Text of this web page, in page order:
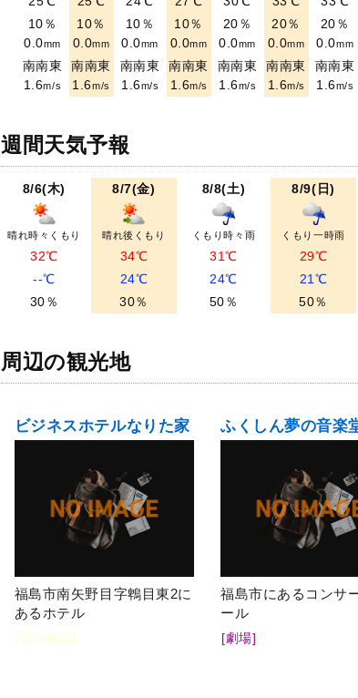
10％
0.0mm
南南東
1.6m/s
10％
0.0mm
南南東
1.6m/s
10％
0.0mm
南南東
1.6m/s
10％
0.0mm
南南東
1.6m/s
20％
0.0mm
南南東
1.6m/s
20％
0.0mm
南南東
1.6m/s
20％
0.0mm
南南東
1.6m/s
週間天気予報
8/6(木)
晴れ時々くもり
32℃
--℃
30％
8/7(金)
晴れ後くもり
34℃
24℃
30％
8/8(土)
くもり時々雨
31℃
24℃
50％
8/9(日)
くもり一時雨
29℃
21℃
50％
周辺の観光地
ビジネスホテルなりた家
福島市南矢野目字鵯目東2に
あるホテル
[宿泊施設]
福島市にあるコンサ
ール
[劇場]